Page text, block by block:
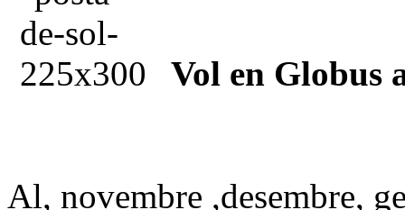
Vol en Globus
Al, novembre ,desembre,